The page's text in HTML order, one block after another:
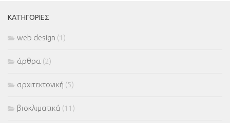
ΚΑΤΗΓΟΡΊΕΣ
web design (1)
άρθρα (2)
αρχιτεκτονική (5)
βιοκλιματικά (11)